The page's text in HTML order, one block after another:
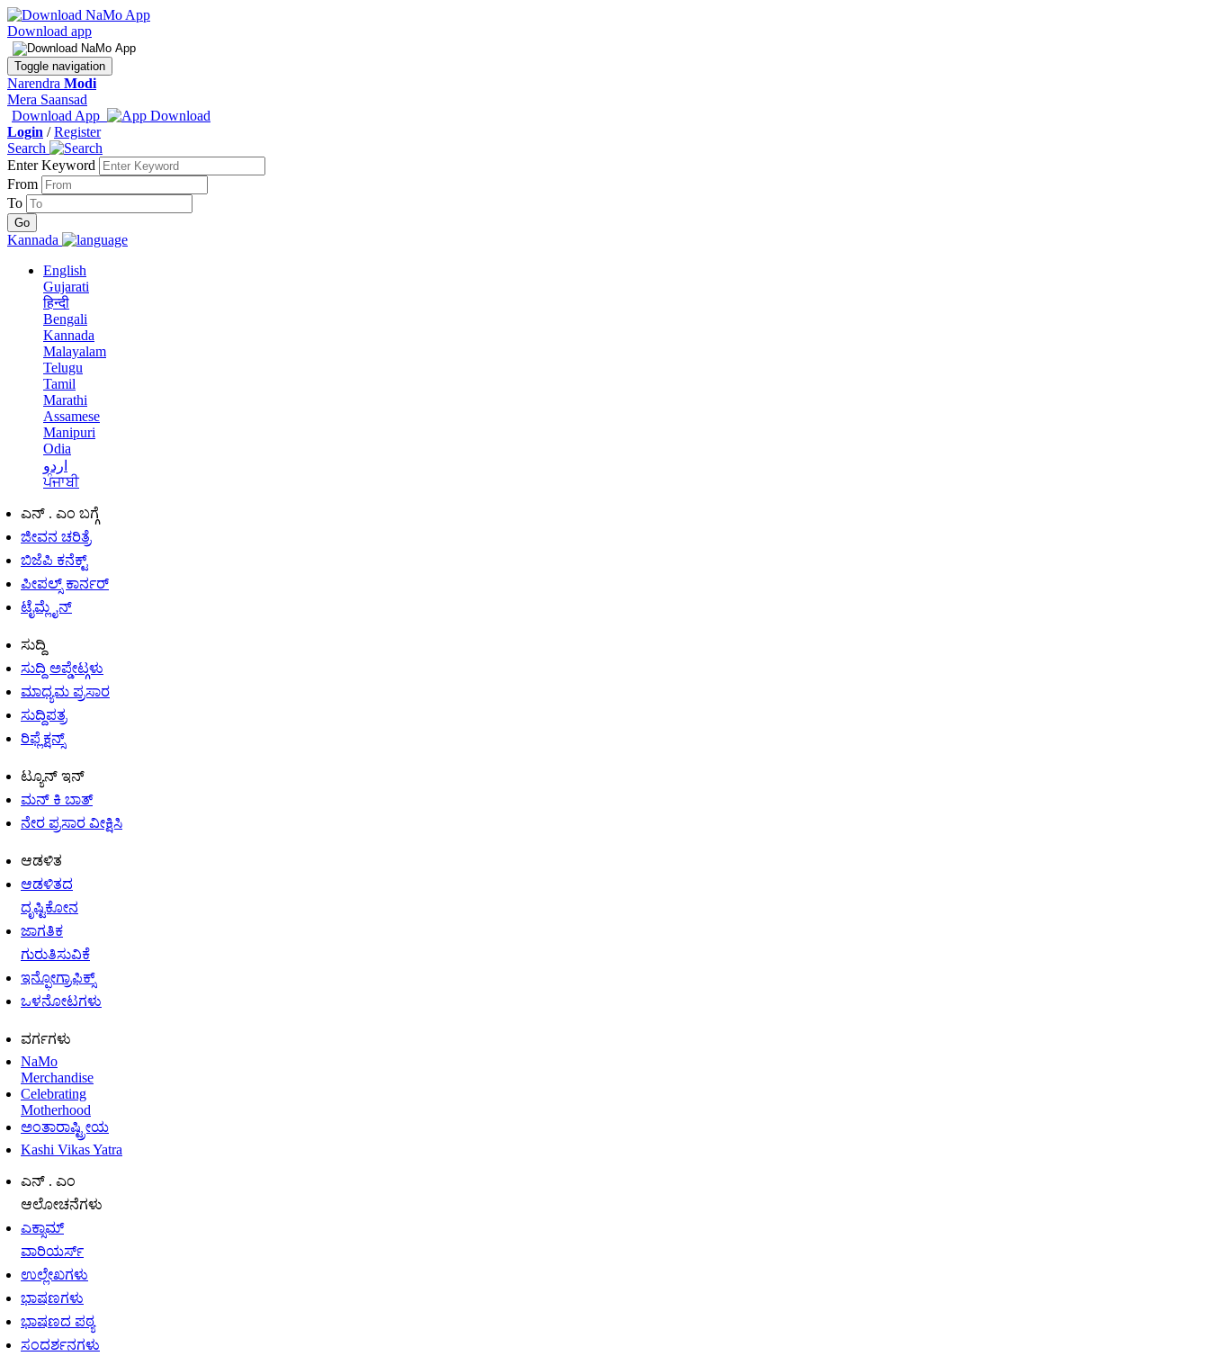
Download app
Toggle navigation
Narendra Modi
Mera Saansad
Download App
Login /Register
Search
Enter Keyword
From
To
Kannada
English
Gujarati
हिन्दी
Bengali
Kannada
Malayalam
Telugu
Tamil
Marathi
Assamese
Manipuri
Odia
اردو
ਪੰਜਾਬੀ
ಎನ್ . ಎಂ ಬಗ್ಗೆ
ಜೀವನ ಚರಿತ್ರೆ
ಬಿಜೆಪಿ ಕನೆಕ್ಟ್
ಪೀಪಲ್ಸ್ ಕಾರ್ನರ್
ಟೈಮ್ಲೈನ್
ಸುದ್ದಿ
ಸುದ್ದಿ ಅಪ್ಡೇಟ್ಗಳು
ಮಾಧ್ಯಮ ಪ್ರಸಾರ
ಸುದ್ದಿಪತ್ರ
ರಿಫ್ಲೆಕ್ಷನ್ಸ್
ಟ್ಯೂನ್ ಇನ್
ಮನ್ ಕಿ ಬಾತ್
ನೇರ ಪ್ರಸಾರ ವೀಕ್ಷಿಸಿ
ಆಡಳಿತ
ಆಡಳಿತದ
ದೃಷ್ಟಿಕೋನ
ಜಾಗತಿಕ
ಗುರುತಿಸುವಿಕೆ
ಇನ್ಫೋಗ್ರಾಫಿಕ್ಸ್
ಒಳನೋಟಗಳು
ವರ್ಗಗಳು
NaMo
Merchandise
Celebrating
Motherhood
ಅಂತಾರಾಷ್ಟ್ರೀಯ
Kashi Vikas Yatra
ಎನ್ . ಎಂ
ಆಲೋಚನೆಗಳು
ಎಕ್ಸಾಮ್
ವಾರಿಯರ್ಸ್
ಉಲ್ಲೇಖಗಳು
ಭಾಷಣಗಳು
ಭಾಷಣದ ಪಠ್ಯ
ಸಂದರ್ಶನಗಳು